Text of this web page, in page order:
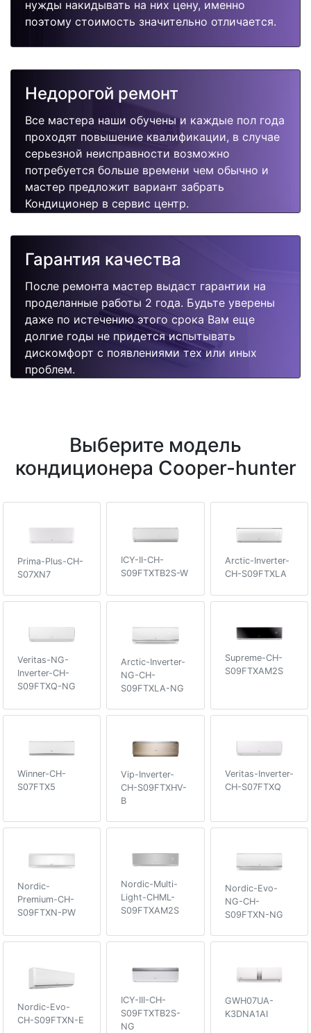
нужды накидывать на них цену, именно
поэтому стоимость значительно отличается.
Недорогой ремонт
Все мастера наши обучены и каждые пол года
проходят повышение квалификации, в случае
серьезной неисправности возможно
потребуется больше времени чем обычно и
мастер предложит вариант забрать
Кондиционер в сервис центр.
Гарантия качества
После ремонта мастер выдаст гарантии на
проделанные работы 2 года. Будьте уверены
даже по истечению этого срока Вам еще
долгие годы не придется испытывать
дискомфорт с появлениями тех или иных
проблем.
Выберите модель
кондиционера Cooper-hunter
Prima-Plus-CH-
S07XN7
ICY-II-CH-
S09FTXTB2S-W
Arctic-Inverter-
CH-S09FTXLA
Veritas-NG-
Inverter-CH-
S09FTXQ-NG
Arctic-Inverter-
NG-CH-
S09FTXLA-NG
Supreme-CH-
S09FTXAM2S
Winner-CH-
S07FTX5
Vip-Inverter-
CH-S09FTXHV-
B
Veritas-Inverter-
CH-S07FTXQ
Nordic-
Premium-CH-
S09FTXN-PW
Nordic-Multi-
Light-CHML-
S09FTXAM2S
Nordic-Evo-
NG-CH-
S09FTXN-NG
Nordic-Evo-
CH-S09FTXN-E
ICY-III-CH-
S09FTXTB2S-
NG
GWH07UA-
K3DNA1AI